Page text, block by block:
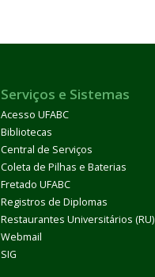
Serviços e Sistemas
Acesso UFABC
Bibliotecas
Central de Serviços
Coleta de Pilhas e Baterias
Fretado UFABC
Registros de Diplomas
Restaurantes Universitários (RU)
Webmail
SIG